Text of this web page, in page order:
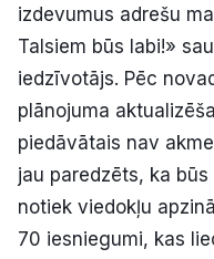
izdevumus adrešu
Talsiem būs labi!»
iedzīvotājs. Pēc
plānojuma
piedāvātais nav
jau paredzēts, ka
notiek viedokļu
70 iesniegumi, kas